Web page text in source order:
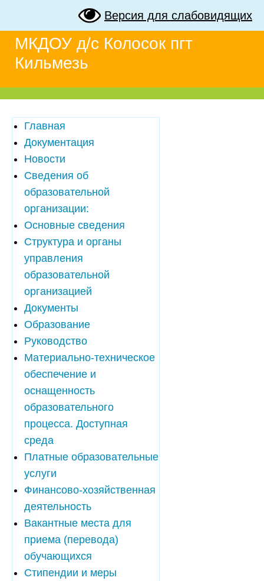
Версия для слабовидящих
МКДОУ д/с Колосок пгт
Кильмезь
Главная
Документация
Новости
Сведения об
образовательной
организации:
Основные сведения
Структура и органы
управления
образовательной
организацией
Документы
Образование
Руководство
Материально-техническое
обеспечение и
оснащенность
образовательного
процесса. Доступная
среда
Платные образовательные
услуги
Финансово-хозяйственная
деятельность
Вакантные места для
приема (перевода)
обучающихся
Стипендии и меры